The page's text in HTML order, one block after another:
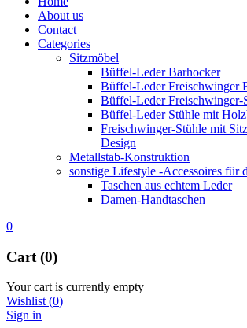
About us
Contact
Categories
Sitzmöbel
Büffel-Leder Barhocker
Büffel-Leder Freischwinger
Büffel-Leder Freischwinger-
Büffel-Leder Stühle mit
Freischwinger-Stühle mit
Design
Metallstab-Konstruktion
sonstige Lifestyle -Accessoires für
Taschen aus echtem Leder
Damen-Handtaschen
0
Cart (0)
Your cart is currently empty
Wishlist (0)
Sign in